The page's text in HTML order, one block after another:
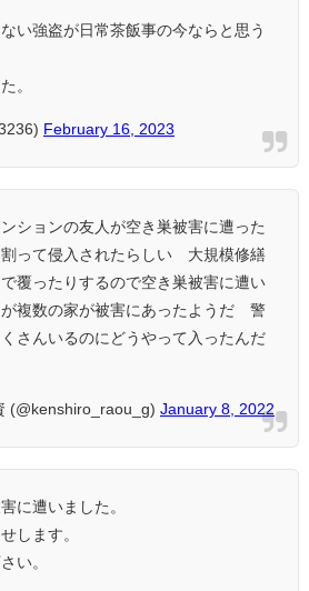
い強盗が日常茶飯事の今ならと思う
。
February 16, 2023
ションの友人が空き巣被害に遭った
って侵入されたらしい 大規模修繕
覆ったりするので空き巣被害に遭い
複数の家が被害にあったようだ 警
さんいるのにどうやって入ったんだ
January 8, 2022
に遭いました。
します。
い。